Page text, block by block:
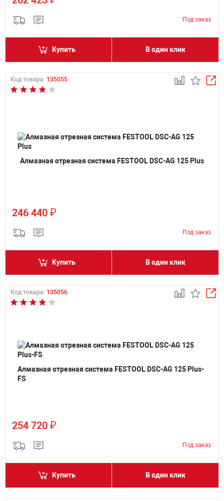
Купить В один клик
Код товара: 135055
Алмазная отрезная система FESTOOL DSC-AG 125 Plus
246 440 ₽
Купить В один клик
Код товара: 135056
Алмазная отрезная система FESTOOL DSC-AG 125 Plus-
FS
254 720 ₽
Купить В один клик